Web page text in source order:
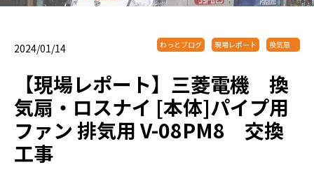
2024/01/14 わっとブログ 現場レポート 換気扇
【現場レポート】三菱電機 換
気扇・ロスナイ [本体]パイプ用
ファン 排気用 V-08PM8 交換
工事